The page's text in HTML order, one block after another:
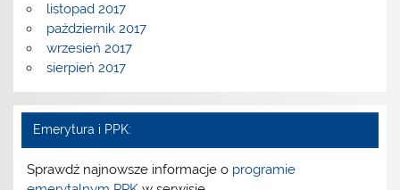
listopad 2017
październik 2017
wrzesień 2017
sierpień 2017
Emerytura i PPK:
Sprawdź najnowsze informacje o programie